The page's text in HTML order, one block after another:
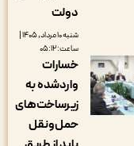
شنبه ۱۰ مرداد, ۱۴۰۵ |
خسارات
واردشده به
زیرساخت‌های
حمل‌ونقل